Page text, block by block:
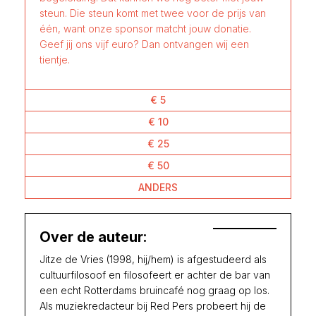
steun. Die steun komt met twee voor de prijs van
één, want onze sponsor matcht jouw donatie.
Geef jij ons vijf euro? Dan ontvangen wij een
tientje.
€ 5
€ 10
€ 25
€ 50
ANDERS
Over de auteur:
Jitze de Vries (1998, hij/hem) is afgestudeerd als
cultuurfilosoof en filosofeert er achter de bar van
een echt Rotterdams bruincafé nog graag op los.
Als muziekredacteur bij Red Pers probeert hij de